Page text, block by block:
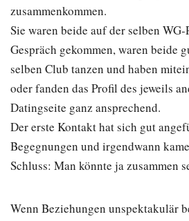
zusammenkommen.
Sie waren beide auf der selben
Gespräch gekommen, waren beide
selben Club tanzen und haben
oder fanden das Profil des jeweils
Datingseite ganz ansprechend.
Der erste Kontakt hat sich gut
Begegnungen und irgendwann
Schluss: Man könnte ja zusammen
Wenn Beziehungen unspektakulär